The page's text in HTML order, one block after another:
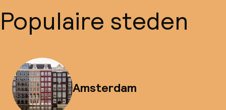
Populaire steden
Amsterdam